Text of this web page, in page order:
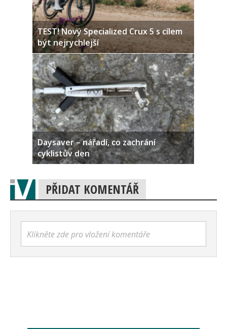
TEST! Nový Specialized Crux 5 s cílem
být nejrychlejší
Daysaver – nářadí, co zachrání
cyklistův den
PŘIDAT KOMENTÁŘ
Klikněte zde pro vložení komentáře